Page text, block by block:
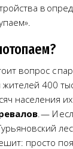
в
вопрос с
400
населения
. — И
просто